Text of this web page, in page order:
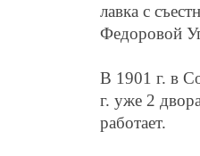
лавка с
Федоровой
В 1901 г. в
г. уже 2
работает.